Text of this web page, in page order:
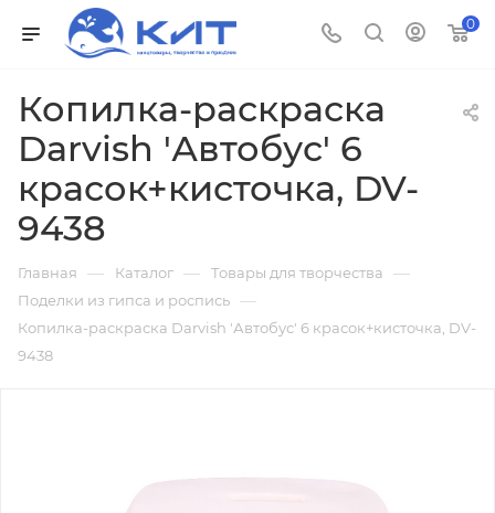
0
Копилка-раскраска
Darvish 'Автобус' 6
красок+кисточка, DV-
9438
Главная — Каталог — Товары для творчества —
Поделки из гипса и роспись —
Копилка-раскраска Darvish 'Автобус' 6 красок+кисточка, DV-
9438